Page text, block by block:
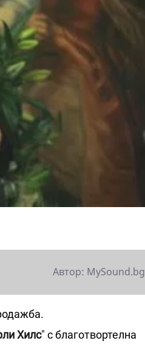
Автор: MySound.bg
Хилс" с благотвортелна